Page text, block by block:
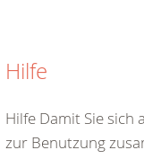
Hilfe
Hilfe Damit Sie
zur Benutzung